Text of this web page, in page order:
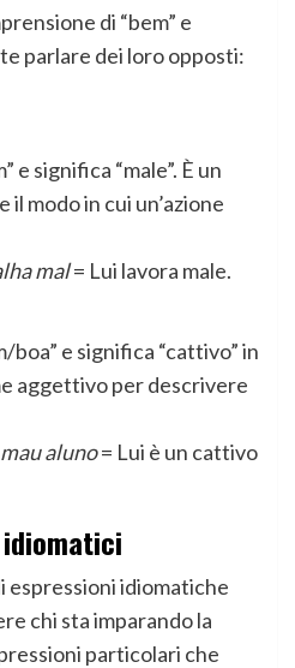
di “bem” e
parlare dei loro opposti:
e significa “male”. È un
il modo in cui un’azione
mal= Lui lavora male.
boa” e significa “cattivo” in
aggettivo per descrivere
aluno= Lui è un cattivo
espressioni idiomatiche
chi sta imparando la
particolari che